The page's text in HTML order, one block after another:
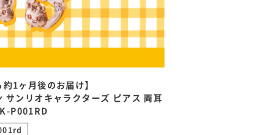
1ヶ月後のお届け】
サンリオキャラクターズ ピアス 両耳
P001RD